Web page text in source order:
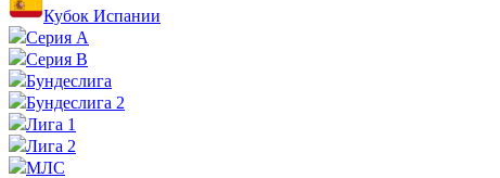
Кубок Испании
Серия А
Серия B
Бундеслига
Бундеслига 2
Лига 1
Лига 2
МЛС